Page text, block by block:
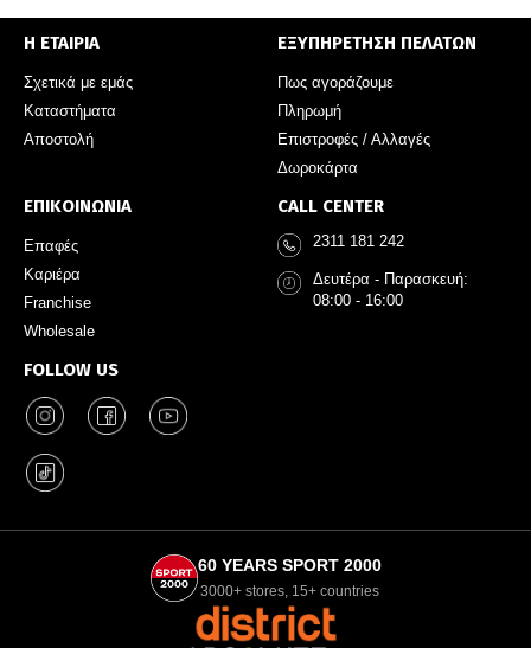
Η ΕΤΑΙΡΙΑ
Σχετικά με εμάς
Καταστήματα
Αποστολή
ΕΞΥΠΗΡΕΤΗΣΗ ΠΕΛΑΤΩΝ
Πως αγοράζουμε
Πληρωμή
Επιστροφές / Αλλαγές
Δωροκάρτα
ΕΠΙΚΟΙΝΩΝΙΑ
Επαφές
Καριέρα
Franchise
Wholesale
FOLLOW US
CALL CENTER
2311 181 242
Δευτέρα - Παρασκευή:
08:00 - 16:00
60 YEARS SPORT 2000
3000+ stores, 15+ countries